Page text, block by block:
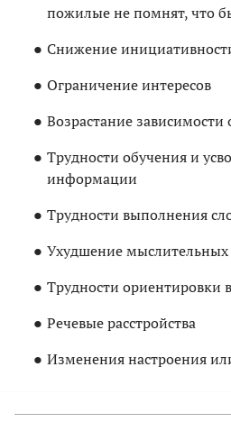
пожилые не помнят, что
Снижение
Ограничение интересов
Возрастание
Трудности обучения и
информации
Трудности выполнения
Ухудшение мыслительных
Трудности ориентировки
Речевые расстройства
Изменения настроения